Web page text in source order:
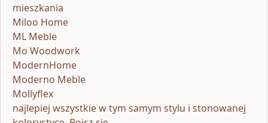
mieszkania
Miloo Home
ML Meble
Mo Woodwork
ModernHome
Moderno Meble
Mollyflex
najlepiej wszystkie w tym samym stylu i stonowanej